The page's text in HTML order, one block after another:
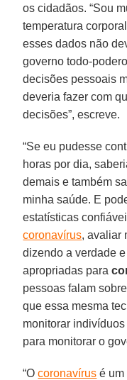
os cidadãos. “Sou
temperatura
esses dados não
governo todo-
decisões pessoais
deveria fazer com
decisões”, escreve.
“Se eu pudesse
horas por dia,
demais e também
minha saúde. E
estatísticas
coronavírus, avaliar
dizendo a verdade
apropriadas para
pessoas falam
que essa mesma
monitorar
para monitorar o
“Ocoronavírus é um